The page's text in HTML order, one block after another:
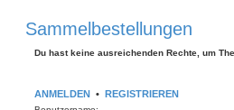
Sammelbestellungen
Du hast keine ausreichenden Rechte, um
ANMELDEN • REGISTRIEREN